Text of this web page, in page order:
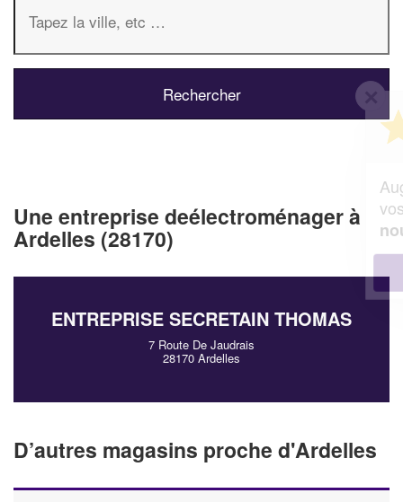
Une entreprise deélectroménager à
Ardelles (28170)
ENTREPRISE SECRETAIN THOMAS
7 Route De Jaudrais
28170 Ardelles
D’autres magasins proche d'Ardelles
Vous êtes un
chiffre d'affaires
vosmargestout en gagnant de
nouveaux clients!
En savoir plus